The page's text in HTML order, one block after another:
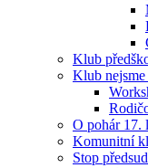
Klub
Klub nejsme
O pohár 17.
Komunitní
Stop